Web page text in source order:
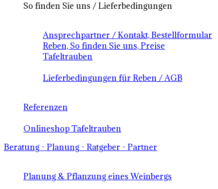
So finden Sie uns / Lieferbedingungen
Ansprechpartner / Kontakt, Bestellformular
Reben, So finden Sie uns, Preise
Tafeltrauben
Lieferbedingungen für Reben / AGB
Referenzen
Onlineshop Tafeltrauben
Beratung - Planung - Ratgeber - Partner
Planung & Pflanzung eines Weinbergs